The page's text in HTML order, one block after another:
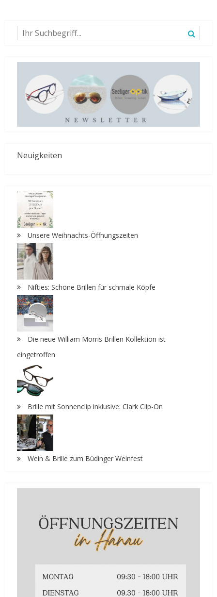
Neuigkeiten
Unsere Weihnachts-Öffnungszeiten
Nifties: Schöne Brillen für schmale Köpfe
Die neue William Morris Brillen Kollektion ist
eingetroffen
Brille mit Sonnenclip inklusive: Clark Clip-On
Wein & Brille zum Büdinger Weinfest